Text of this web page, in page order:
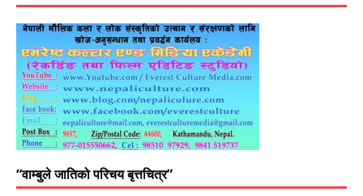
“वाम्बुले जातिको परिचय बृत्तचित्र”